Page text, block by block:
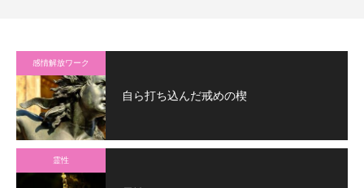
感情解放ワーク
自ら打ち込んだ戒めの楔
霊性